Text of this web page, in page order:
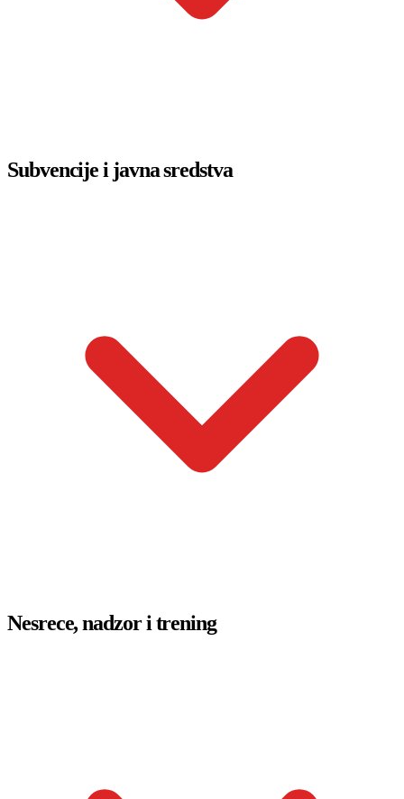
Subvencije i javna sredstva
Nesrece, nadzor i trening